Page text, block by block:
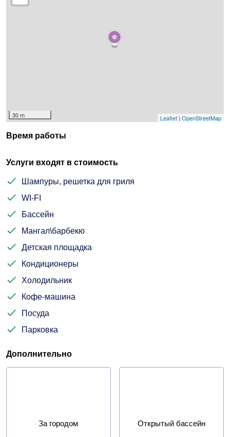
30 m Leaflet | OpenStreetMap
Время работы
Услуги входят в стоимость
Шампуры, решетка для гриля
WI-FI
Бассейн
Мангал\барбекю
Детская площадка
Кондиционеры
Холодильник
Кофе-машина
Посуда
Парковка
Дополнительно
За городом Открытый бассейн